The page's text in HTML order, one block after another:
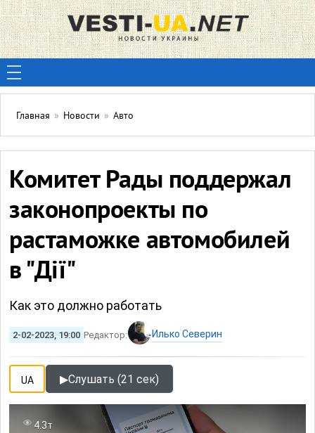
Главная » Новости » Авто
Комитет Рады поддержал
законопроекты по
растаможке автомобилей
в "Дії"
Как это должно работать
2-02-2023, 19:00 Редактор: Илько Северин
UA ▶Слушать (21 сек)
4.3т